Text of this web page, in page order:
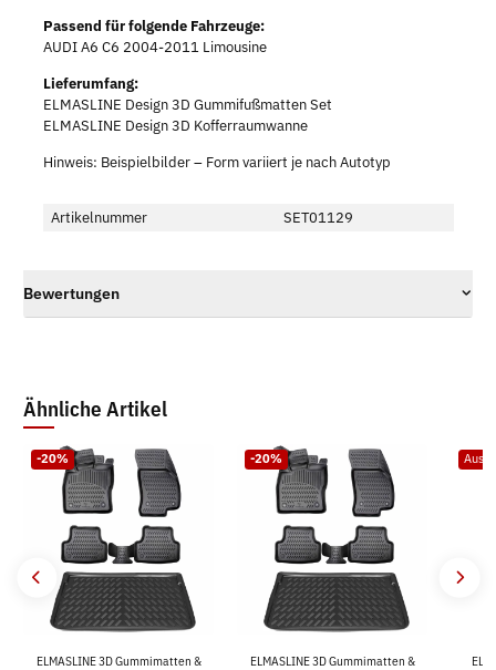
Passend für folgende Fahrzeuge:
AUDI A6 C6 2004-2011 Limousine
Lieferumfang:
ELMASLINE Design 3D Gummifußmatten Set
ELMASLINE Design 3D Kofferraumwanne
Hinweis: Beispielbilder – Form variiert je nach Autotyp
Artikelnummer SET01129
Bewertungen
Ähnliche Artikel
-20%
ELMASLINE 3D Gummimatten &
-20%
ELMASLINE 3D Gummimatten &